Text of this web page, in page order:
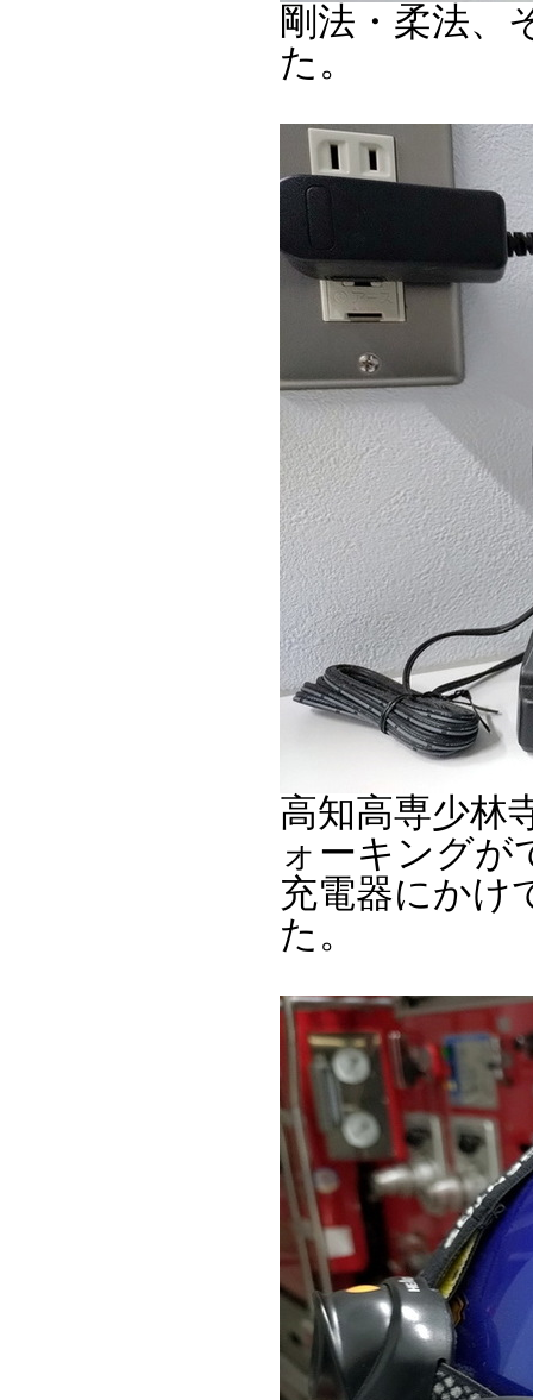
剛法・柔法、
た。
高知高専少林
ォーキングが
充電器にかけ
た。